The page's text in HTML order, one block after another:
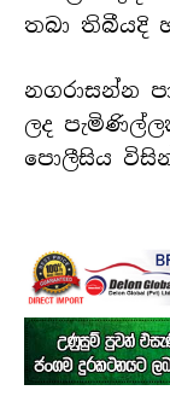
තබා තිබීයදි
නගරාසන්න
ලද
පොලීසිය